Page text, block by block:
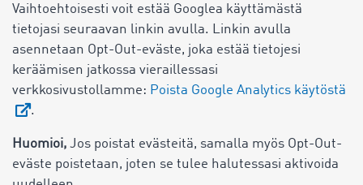
Vaihtoehtoisesti voit estää Googlea käyttämästä
tietojasi seuraavan linkin avulla. Linkin avulla
asennetaan Opt-Out-eväste, joka estää tietojesi
keräämisen jatkossa vieraillessasi
verkkosivustollamme: Poista Google Analytics käytöstä
.
Huomioi, Jos poistat evästeitä, samalla myös Opt-Out-
eväste poistetaan, joten se tulee halutessasi aktivoida